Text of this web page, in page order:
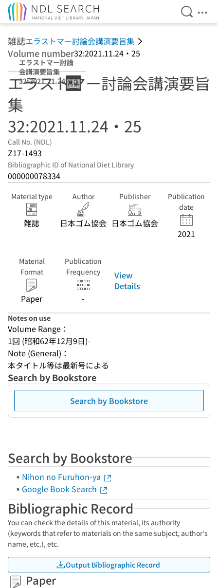
Open
雑誌エラストマー討論会講演要旨集
Volume number32:2021.11.24・25
エラストマー討論
会講演要旨集
32:2021.11.24・
25
エラストマー討論会講演要旨
集
32:2021.11.24・25
Call No. (NDL)
Z17-1493
Bibliographic ID of National Diet Library
000000078334
Material type
雑誌
Author
日本ゴム協会
Publisher
日本ゴム協会
Publication
date
2021
Material
Format
Paper
Publication
Frequency
-
View
Details
Notes on use
Volume Range：
1回 (昭和62年12月9日)-
Note (General)：
本タイトル等は最新号による
Search by Bookstore
Search by Bookstore
Search by Bookstore
Nihon no Furuhon-ya
Google Book Search
Bibliographic Record
You can check the details of this material, its authority
(keywords that refer to materials on the same subject, author's
name, etc.), etc.
Output Bibliographic Record
Paper